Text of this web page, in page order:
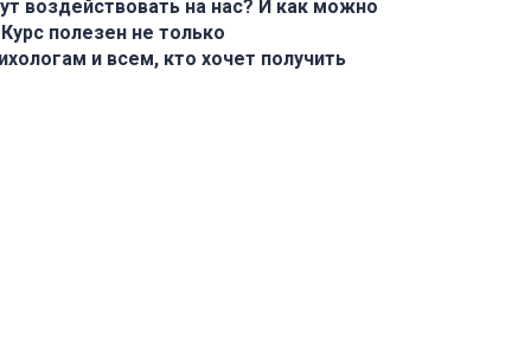
воздействовать на нас? И как можно
полезен не только
и всем, кто хочет получить